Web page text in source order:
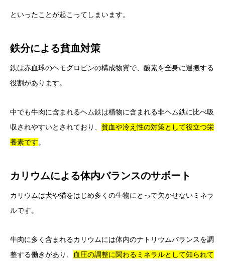
といったことが起こってしまいます。
鉄分による貧血対策
鉄は赤血球のヘモグロビンの構成物質で、酸素を全身に運搬する
役割があります。
中でも牛肉に含まれるヘム鉄は植物に含まれる非ヘム鉄に比べ吸
収されやすいとされており、 貧血や冷え性の対策として役立つ栄
養素です。
カリウムによる体内バランスのサポート
カリウムは犬や猫をはじめ多くの生物にとって欠かせないミネラ
ルです。
牛肉に多く含まれるカリウムには体内のナトリウムバランスを調
整する働きがあり、
血圧の調整に関わるミネラルとして知られて